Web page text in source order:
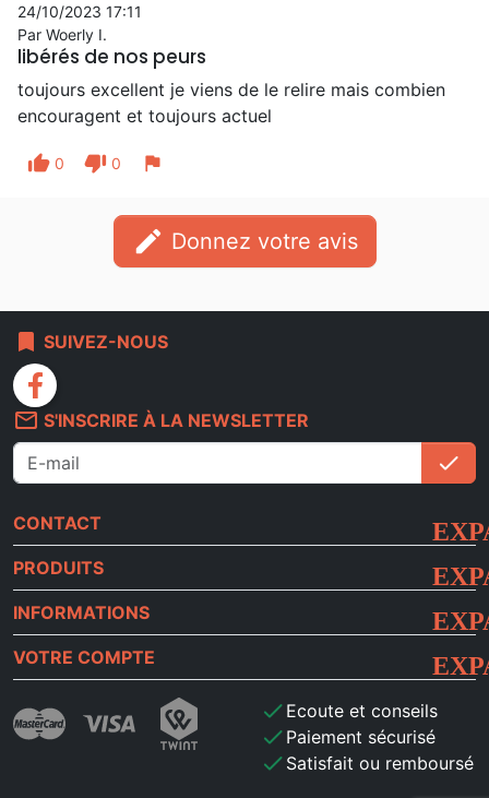
24/10/2023 17:11
Par Woerly I.
libérés de nos peurs
toujours excellent je viens de le relire mais combien
encouragent et toujours actuel
thumb_up 0 thumb_down 0 flag
edit Donnez votre avis
bookmark SUIVEZ-NOUS
facebook
mail_outline S'INSCRIRE À LA NEWSLETTER
check
CONTACT
PRODUITS
INFORMATIONS
VOTRE COMPTE
check Ecoute et conseils
check Paiement sécurisé
check Satisfait ou remboursé